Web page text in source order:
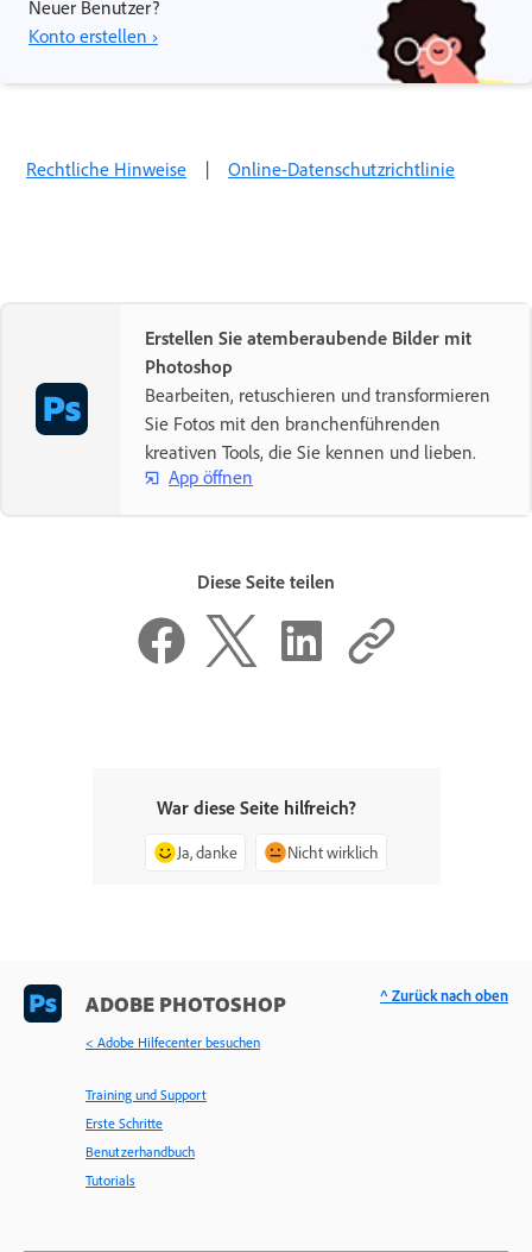
Neuer Benutzer?
Konto erstellen ›
Rechtliche Hinweise | Online-Datenschutzrichtlinie
Erstellen Sie atemberaubende Bilder mit
Photoshop
Bearbeiten, retuschieren und transformieren
Sie Fotos mit den branchenführenden
kreativen Tools, die Sie kennen und lieben.
App öffnen
Diese Seite teilen
War diese Seite hilfreich?
Ja, danke Nicht wirklich
ADOBE PHOTOSHOP
< Adobe Hilfecenter besuchen
Training und Support
Erste Schritte
Benutzerhandbuch
Tutorials
^ Zurück nach oben